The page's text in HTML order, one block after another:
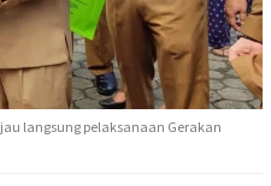
langsung pelaksanaan Gerakan